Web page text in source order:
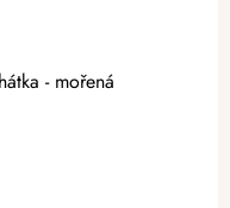
- mořená